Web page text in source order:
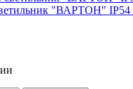
"ВАРТОН" IP54